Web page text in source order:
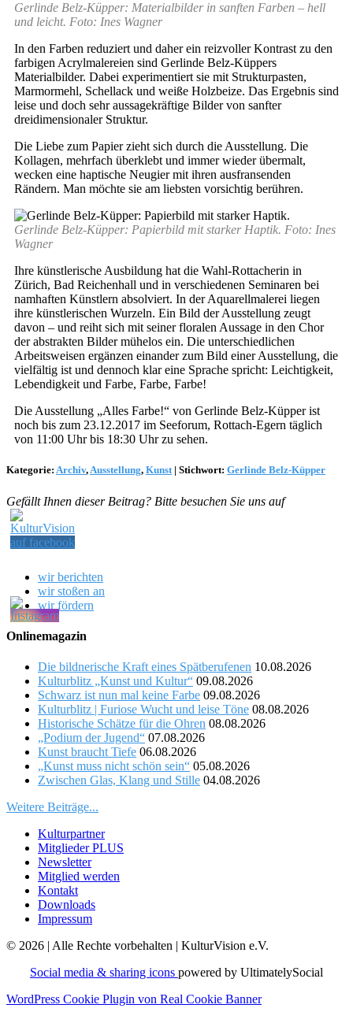
Gerlinde Belz-Küpper: Materialbilder in sanften Farben – hell
und leicht. Foto: Ines Wagner
In den Farben reduziert und daher ein reizvoller Kontrast zu den
farbigen Acrylmalereien sind Gerlinde Belz-Küppers
Materialbilder. Dabei experimentiert sie mit Strukturpasten,
Marmormehl, Schellack und weiße Holzbeize. Das Ergebnis sind
leise und doch sehr aussagekräftige Bilder von sanfter
dreidimensionaler Struktur.
Die Liebe zum Papier zieht sich durch die Ausstellung. Die
Kollagen, mehrfach überklebt und immer wieder übermalt,
wecken eine haptische Neugier mit ihren ausfransenden
Rändern. Man möchte sie am liebsten vorsichtig berühren.
Gerlinde Belz-Küpper: Papierbild mit starker Haptik. Foto: Ines
Wagner
Ihre künstlerische Ausbildung hat die Wahl-Rottacherin in
Zürich, Bad Reichenhall und in verschiedenen Seminaren bei
namhaften Künstlern absolviert. In der Aquarellmalerei liegen
ihre künstlerischen Wurzeln. Ein Bild der Ausstellung zeugt
davon – und reiht sich mit seiner floralen Aussage in den Chor
der abstrakten Bilder mühelos ein. Die unterschiedlichen
Arbeitsweisen ergänzen einander zum Bild einer Ausstellung, die
vielfältig ist und dennoch klar eine Sprache spricht: Leichtigkeit,
Lebendigkeit und Farbe, Farbe, Farbe!
Die Ausstellung „Alles Farbe!“ von Gerlinde Belz-Küpper ist
noch bis zum 23.12.2017 im Seeforum, Rottach-Egern täglich
von 11:00 Uhr bis 18:30 Uhr zu sehen.
Kategorie: Archiv,Ausstellung, Kunst| Stichwort: Gerlinde Belz-Küpper
Gefällt Ihnen dieser Beitrag? Bitte besuchen Sie uns auf
wir berichten
wir stoßen an
wir fördern
Onlinemagazin
Die bildnerische Kraft eines Spätberufenen 10.08.2026
Kulturblitz „Kunst und Kultur“ 09.08.2026
Schwarz ist nun mal keine Farbe 09.08.2026
Kulturblitz | Furiose Wucht und leise Töne 08.08.2026
Historische Schätze für die Ohren 08.08.2026
„Podium der Jugend“ 07.08.2026
Kunst braucht Tiefe 06.08.2026
„Kunst muss nicht schön sein“ 05.08.2026
Zwischen Glas, Klang und Stille 04.08.2026
Weitere Beiträge...
Kulturpartner
Mitglieder PLUS
Newsletter
Mitglied werden
Kontakt
Downloads
Impressum
© 2026 | Alle Rechte vorbehalten | KulturVision e.V.
Social media & sharing icons powered by UltimatelySocial
WordPress Cookie Plugin von Real Cookie Banner